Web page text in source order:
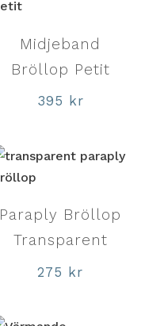
Midjeband
Bröllop Petit
395 kr
Paraply Bröllop
Transparent
275 kr